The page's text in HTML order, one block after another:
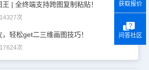
| 全终端支持跨图复制粘贴！
次
轻松get二三维画图技巧！
次
获取报价
问答社区